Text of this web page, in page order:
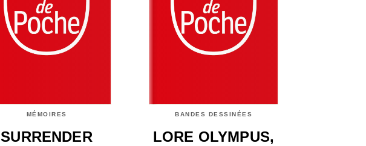
MÉMOIRES
SURRENDER
BANDES DESSINÉES
LORE OLYMPUS,